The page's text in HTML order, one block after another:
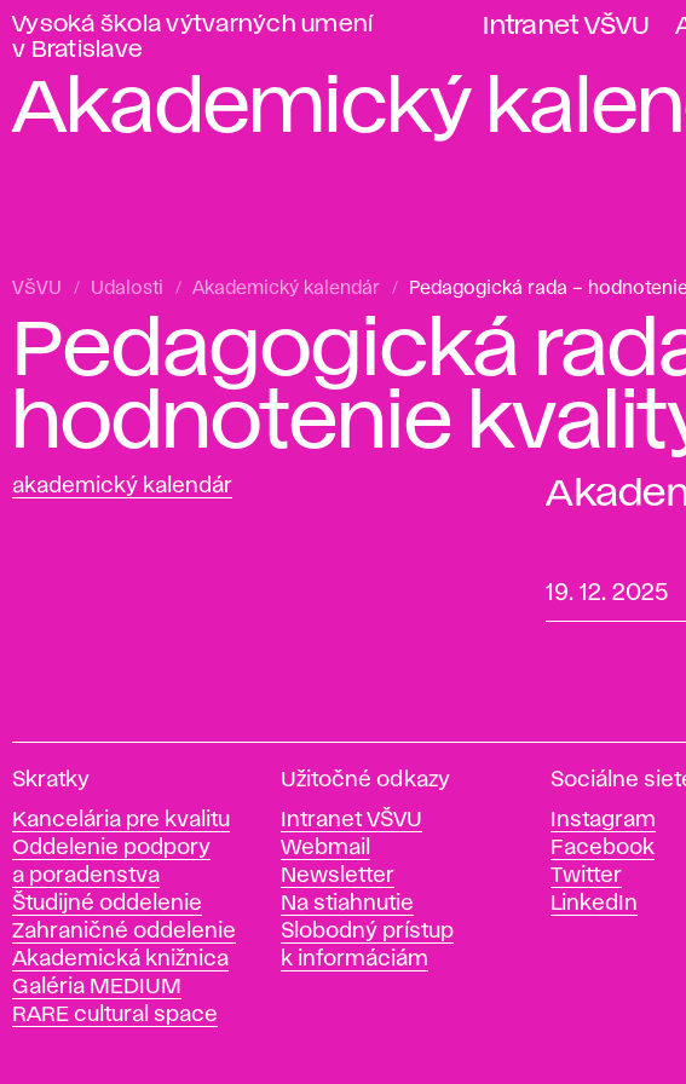
Vysoká škola výtvarných umení
v Bratislave
Intranet VŠVU
Akademický
VŠVU Udalosti Akademický kalendár Pedagogická rada –
Pedagogická
hodnotenie
akademický kalendár
19. 12. 2025
V
s
o
k
á
š
k
o
l
Skratky
Kancelária pre kvalitu
Oddelenie podpory
a poradenstva
Študijné oddelenie
Zahraničné oddelenie
Akademická knižnica
Galéria MEDIUM
RARE cultural space
Užitočné odkazy
Intranet VŠVU
Webmail
Newsletter
Na stiahnutie
Slobodný prístup
k informáciám
Sociálne
Instagram
Facebook
Twitter
LinkedIn